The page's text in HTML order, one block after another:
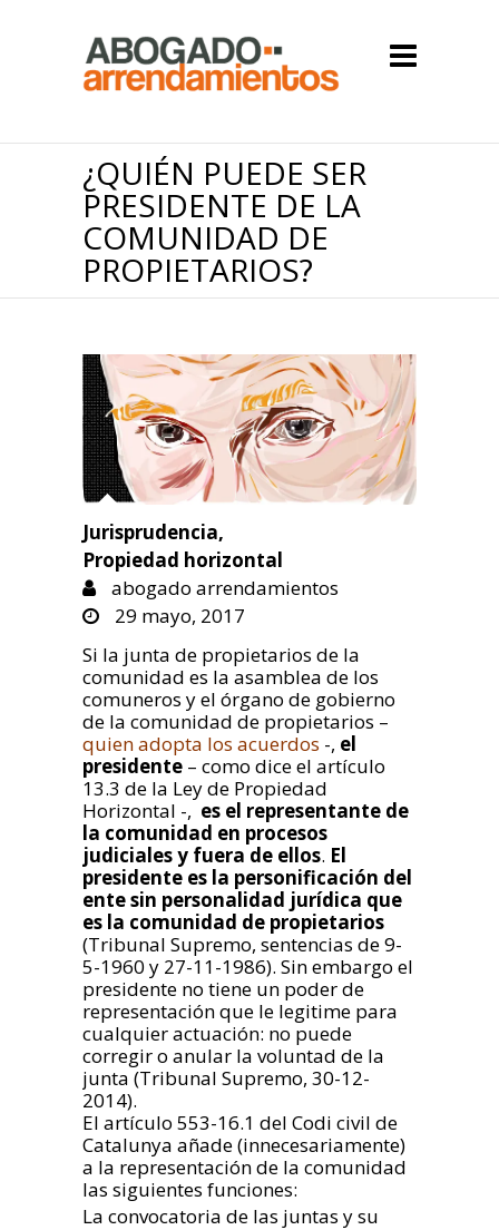
¿QUIÉN PUEDE SER
PRESIDENTE DE LA
COMUNIDAD DE
PROPIETARIOS?
Jurisprudencia,
Propiedad horizontal
abogado arrendamientos
29 mayo, 2017
Si la junta de propietarios de la
comunidad es la asamblea de los
comuneros y el órgano de gobierno
de la comunidad de propietarios –
quien adopta los acuerdos -, el
presidente – como dice el artículo
13.3 de la Ley de Propiedad
Horizontal -, es el representante de
la comunidad en procesos
judiciales y fuera de ellos. El
presidente es la personificación del
ente sin personalidad jurídica que
es la comunidad de propietarios
(Tribunal Supremo, sentencias de 9-
5-1960 y 27-11-1986). Sin embargo el
presidente no tiene un poder de
representación que le legitime para
cualquier actuación: no puede
corregir o anular la voluntad de la
junta (Tribunal Supremo, 30-12-
2014).
El artículo 553-16.1 del Codi civil de
Catalunya añade (innecesariamente)
a la representación de la comunidad
las siguientes funciones:
La convocatoria de las juntas y su